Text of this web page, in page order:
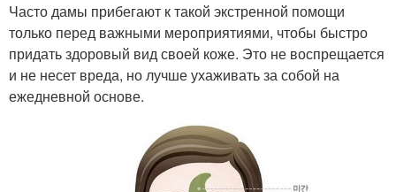
Часто дамы прибегают к такой экстренной помощи
только перед важными мероприятиями, чтобы быстро
придать здоровый вид своей коже. Это не воспрещается
и не несет вреда, но лучше ухаживать за собой на
ежедневной основе.